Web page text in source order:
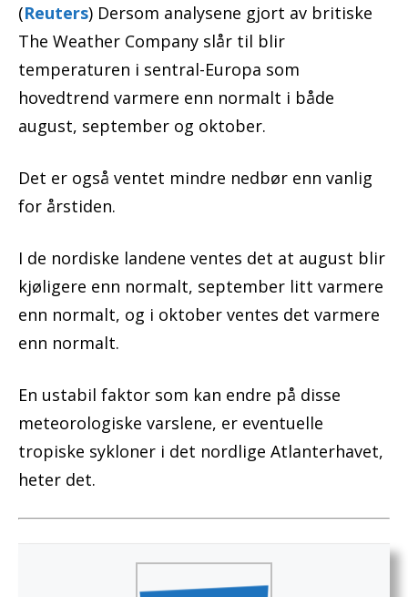
(Reuters) Dersom analysene gjort av britiske
The Weather Company slår til blir
temperaturen i sentral-Europa som
hovedtrend varmere enn normalt i både
august, september og oktober.
Det er også ventet mindre nedbør enn vanlig
for årstiden.
I de nordiske landene ventes det at august blir
kjøligere enn normalt, september litt varmere
enn normalt, og i oktober ventes det varmere
enn normalt.
En ustabil faktor som kan endre på disse
meteorologiske varslene, er eventuelle
tropiske sykloner i det nordlige Atlanterhavet,
heter det.